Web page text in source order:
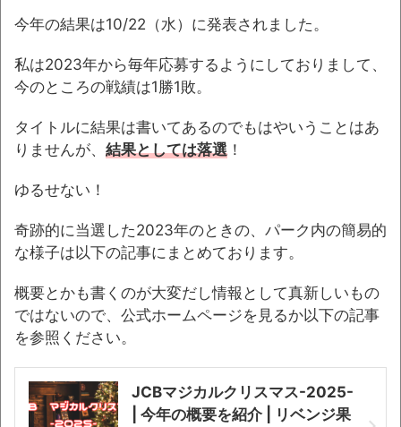
今年の結果は10/22（水）に発表されました。
私は2023年から毎年応募するようにしておりまして、
今のところの戦績は1勝1敗。
タイトルに結果は書いてあるのでもはやいうことはあ
りませんが、 結果としては落選 ！
ゆるせない！
奇跡的に当選した2023年のときの、パーク内の簡易的
な様子は以下の記事にまとめております。
概要とかも書くのが大変だし情報として真新しいもの
ではないので、公式ホームページを見るか以下の記事
を参照ください。
JCBマジカルクリスマス-2025-
| 今年の概要を紹介 | リベンジ果